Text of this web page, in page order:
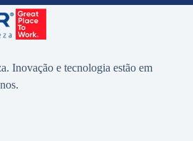
Inovação e tecnologia estão em